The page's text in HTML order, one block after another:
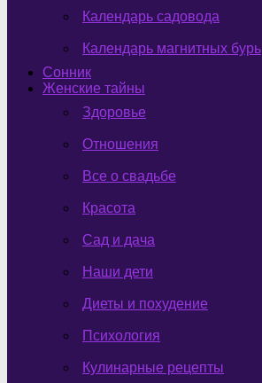
Календарь садовода
Календарь магнитных бурь
Сонник
Женские тайны
Здоровье
Отношения
Все о свадьбе
Красота
Сад и дача
Наши дети
Диеты и похудение
Психология
Кулинарные рецепты